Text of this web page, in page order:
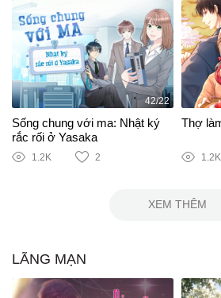
42/22
Sống chung với ma: Nhật ký
rắc rối ở Yasaka
1.2K 2
Thợ
1.2K
XEM THÊM
LÃNG MẠN